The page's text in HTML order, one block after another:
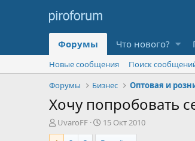
Форумы Что нового?
Новые сообщения
Поиск
Форумы
Бизнес
Хочу попробовать
А
в
UvaroFF
Д
а
15 Окт 2010